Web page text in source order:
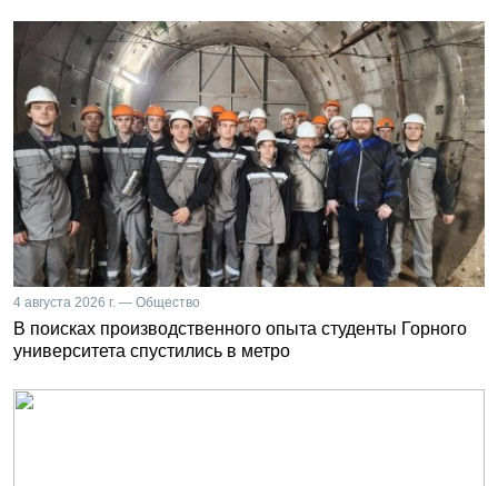
4 августа 2026 г. — Общество
В поисках производственного опыта студенты Горного
университета спустились в метро